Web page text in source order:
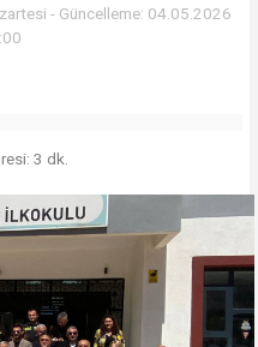
- Güncelleme: 04.05.2026
3 dk.